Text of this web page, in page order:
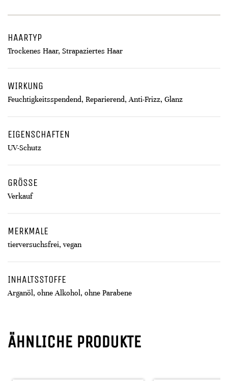
HAARTYP
Trockenes Haar, Strapaziertes Haar
WIRKUNG
Feuchtigkeitsspendend, Reparierend, Anti-Frizz, Glanz
EIGENSCHAFTEN
UV-Schutz
GRÖSSE
Verkauf
MERKMALE
tierversuchsfrei, vegan
INHALTSSTOFFE
Arganöl, ohne Alkohol, ohne Parabene
ÄHNLICHE PRODUKTE